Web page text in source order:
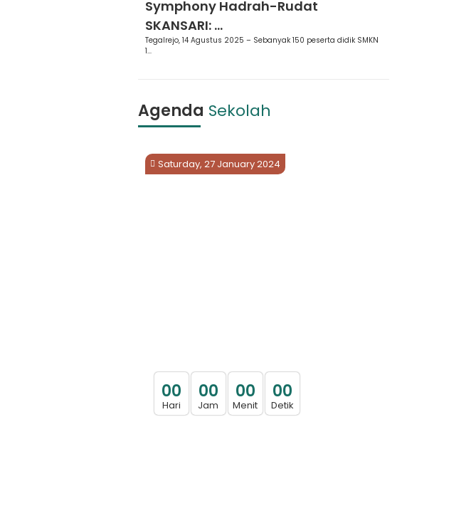
Symphony Hadrah-Rudat
SKANSARI: ...
Tegalrejo, 14 Agustus 2025 – Sebanyak 150 peserta didik SMKN
1...
Agenda Sekolah
Saturday, 27 January 2024
00
Hari
00
Jam
00
Menit
00
Detik